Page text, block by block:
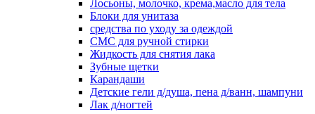
Лосьоны, молочко, крема,масло для тела
Блоки для унитаза
средства по уходу за одеждой
СМС для ручной стирки
Жидкость для снятия лака
Зубные щетки
Карандаши
Детские гели д/душа, пена д/ванн, шампуни
Лак д/ногтей